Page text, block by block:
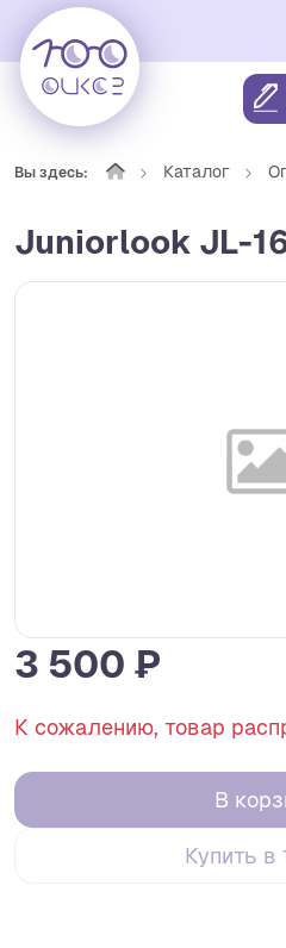
Вы здесь: Каталог
Juniorlook JL-
3 500 ₽
К сожалению, товар
В
Купить в